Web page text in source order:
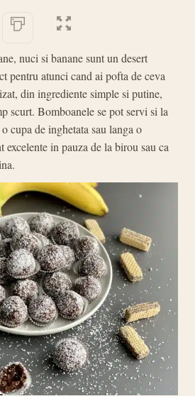
nuci si banane sunt un desert
pentru atunci cand ai pofta de ceva
din ingrediente simple si putine,
scurt. Bomboanele se pot servi si la
cupa de inghetata sau langa o
excelente in pauza de la birou sau ca